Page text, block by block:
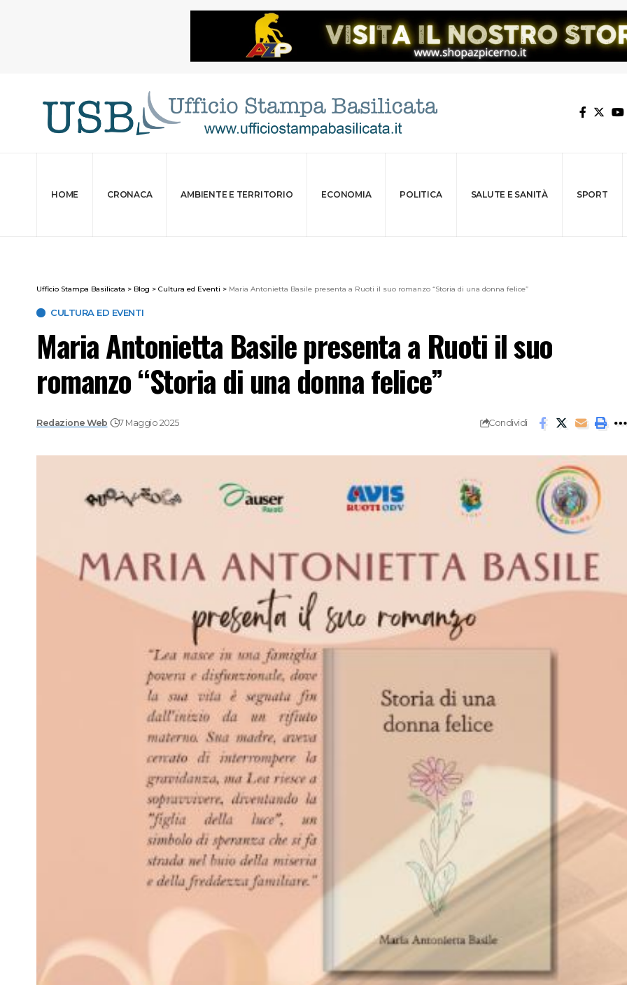
HOME CRONACA AMBIENTE E TERRITORIO ECONOMIA POLITICA SALUTE E SANITÀ SPORT
Ufficio Stampa Basilicata > Blog > Cultura ed Eventi > Maria Antonietta Basile presenta a Ruoti il suo romanzo “Storia di una donna felice”
CULTURA ED EVENTI
Maria Antonietta Basile presenta a Ruoti il suo
romanzo “Storia di una donna felice”
Redazione Web 7 Maggio 2025 Condividi